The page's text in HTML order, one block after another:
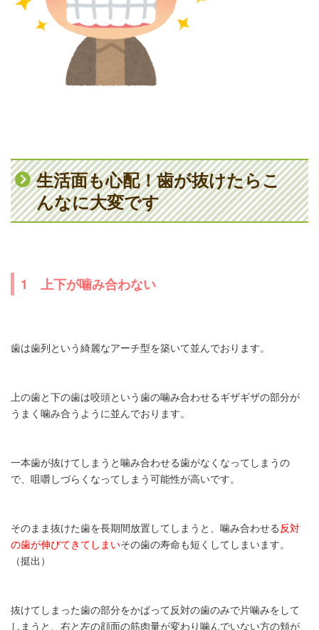
生活面も心配！歯が抜けたらこ
んなに大変です
1 上下が噛み合わない
歯は歯列という綺麗なアーチ型を築いて並んでおります。
上の歯と下の歯は咬頭という歯の噛み合わせるギザギザの部分が
うまく噛み合うように並んでおります。
一本歯が抜けてしまうと噛み合わせる歯がなくなってしまうの
で、咀嚼しづらくなってしまう可能性が高いです。
そのまま抜けた歯を長期間放置してしまうと、噛み合わせる 反対
の歯が伸びてきてしまいその歯の寿命も短くしてしまいます。
（挺出）
抜けてしまった歯の部分をかばって反対の歯のみで片噛みをして
しまうと、右と左の顔面の筋肉量が変わり噛んでいない方の頬が